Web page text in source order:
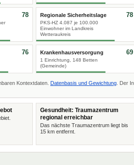
78 Regionale Sicherheitslage
PKS-HZ 4.087 je 100.000
Einwohner im Landkreis
Wetteraukreis
78
76 Krankenhausversorgung
1 Einrichtung, 148 Betten
(Gemeinde)
69
Kontextdaten. Datenbasis und Gewichtung . Der
Gesundheit: Traumazentrum
regional erreichbar
Das nächste Traumazentrum liegt bis
15 km entfernt.